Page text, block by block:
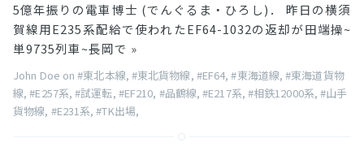
5億年振りの電車博士 (でんぐるま・ひろし)． 昨日の横須
賀線用E235系配給で使われたEF64-1032の返却が田端操~
単9735列車~長岡で »
John Doe on#東北本線, #東北貨物線, #EF64,#東海道線,#東海道貨物
線,#E257系,#試運転, #EF210, #品鶴線,#E217系, #相鉄12000系,#山手
貨物線, #E231系,#TK出場,